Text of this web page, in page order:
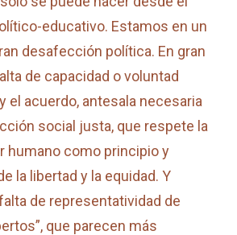
educativo. Estamos en un
desafección política. En gran
de capacidad o voluntad
el acuerdo, antesala necesaria
social justa, que respete la
humano como principio y
la libertad y la equidad. Y
de representatividad de
que parecen más